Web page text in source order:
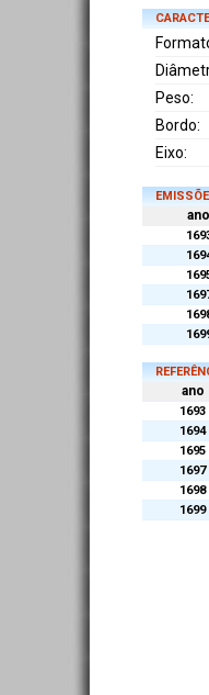
Peso:
Bordo:
Eixo:
ano
ano
1693
1694
1695
1697
1698
1699